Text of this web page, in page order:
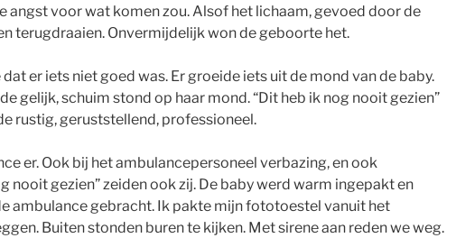
angst voor wat komen zou. Alsof het lichaam, gevoed door de
terugdraaien. Onvermijdelijk won de geboorte het.
er iets niet goed was. Er groeide iets uit de mond van de baby.
gelijk, schuim stond op haar mond. “Dit heb ik nog nooit gezien”
rustig, geruststellend, professioneel.
er. Ook bij het ambulancepersoneel verbazing, en ook
nooit gezien” zeiden ook zij. De baby werd warm ingepakt en
ambulance gebracht. Ik pakte mijn fototoestel vanuit het
Buiten stonden buren te kijken. Met sirene aan reden we weg.